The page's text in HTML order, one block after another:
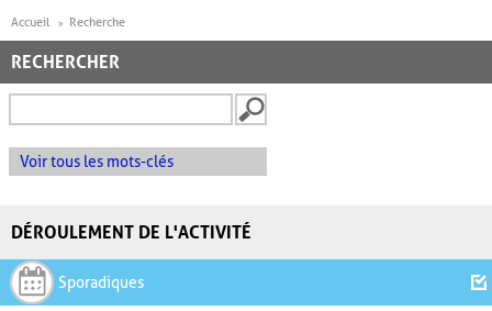
Accueil Recherche
RECHERCHER
Voir tous les mots-clés
DÉROULEMENT DE L'ACTIVITÉ
Sporadiques